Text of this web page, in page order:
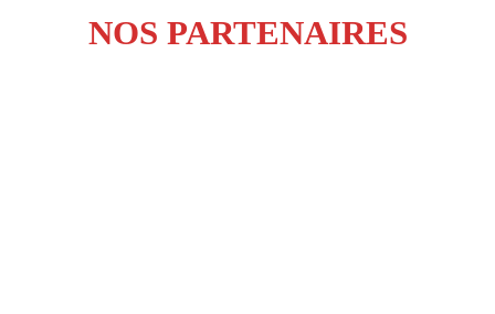
NOS PARTENAIRES